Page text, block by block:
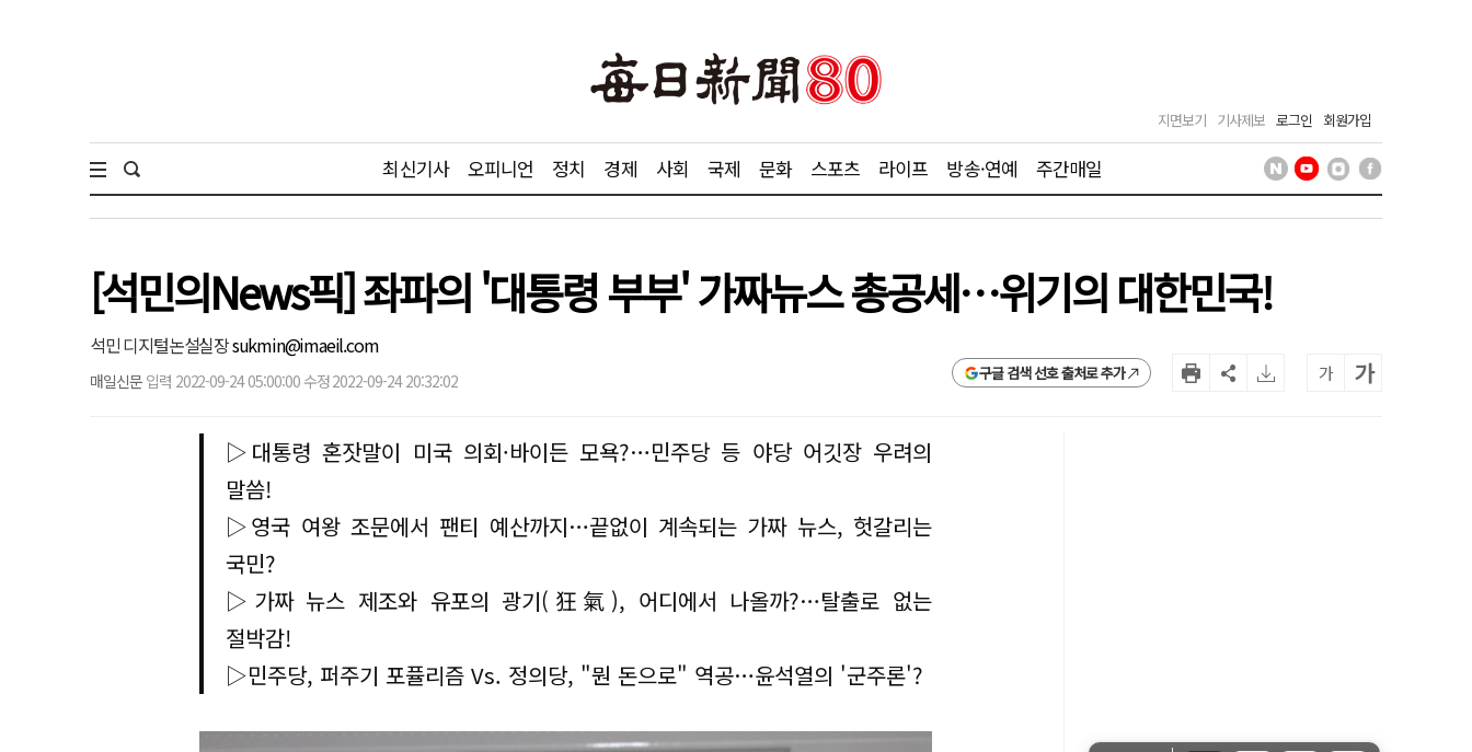
지면보기 기사제보 로그인 회원가입
최신기사 오피니언 정치 경제 사회 국제 문화 스포츠 라이프 방송·연예 주간매일
[석민의News픽] 좌파의 '대통령 부부' 가짜뉴스 총공세…위기의 대한민국!
석민 디지털논설실장sukmin@imaeil.com
매일신문 입력 2022-09-24 05:00:00 수정 2022-09-24 20:32:02 구글 검색 선호 출처로 추가 가 가
▷대통령 혼잣말이 미국 의회·바이든 모욕?…민주당 등 야당 어깃장 우려의
말씀!
▷영국 여왕 조문에서 팬티 예산까지…끝없이 계속되는 가짜 뉴스, 헛갈리는
국민?
▷가짜 뉴스 제조와 유포의 광기(狂氣), 어디에서 나올까?…탈출로 없는
절박감!
▷민주당, 퍼주기 포퓰리즘 Vs. 정의당, "뭔 돈으로" 역공…윤석열의 '군주론'?